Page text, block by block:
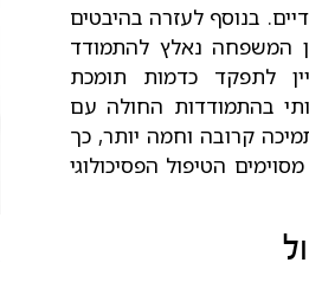
בנוסף לעזרה בהיבטים
המשפחה נאלץ להתמודד
לתפקד כדמות תומכת
בהתמודדות החולה עם
קרובה וחמה יותר, כך
הטיפול הפסיכולוגי